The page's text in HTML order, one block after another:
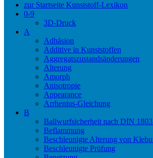
zur Startseite Kunststoff-Lexikon
0-9
3D-Druck
A
Adhäsion
Additive in Kunststoffen
Aggregatszustandsänderungen
Alterung
Amorph
Anisotropie
Appearance
Arrhenius-Gleichung
B
Ballwurfsicherheit nach DIN
Beflammung
Beschleunigte Alterung von
Beschleunigte Prüfung